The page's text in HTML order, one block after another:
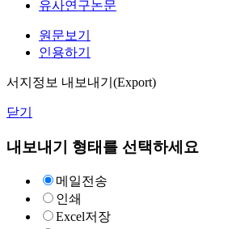
유사연구논문
원문보기
인용하기
서지정보 내보내기(Export)
닫기
내보내기 형태를 선택하세요
메일전송
인쇄
Excel저장